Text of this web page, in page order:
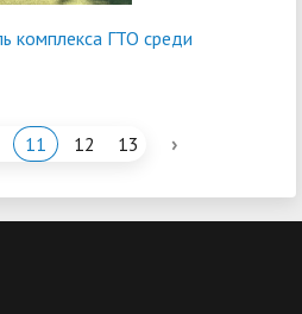
комплекса ГТО среди
11 12 13 ›